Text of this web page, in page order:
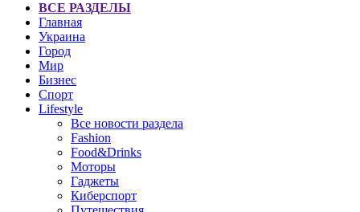
ВСЕ РАЗДЕЛЫ
Главная
Украина
Город
Мир
Бизнес
Спорт
Lifestyle
Все новости раздела
Fashion
Food&Drinks
Моторы
Гаджеты
Киберспорт